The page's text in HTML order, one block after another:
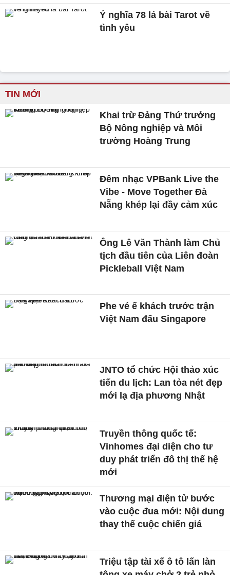
Ý nghĩa 78 lá bài Tarot về
tình yêu
TIN MỚI
Khai trừ Đảng Thứ trưởng
Bộ Nông nghiệp và Môi
trường Hoàng Trung
Đêm nhạc VPBank Live the
Vibe - Move Together Đà
Nẵng khép lại đầy cảm xúc
Ông Lê Văn Thành làm Chủ
tịch đầu tiên của Liên đoàn
Pickleball Việt Nam
Phe vé ế khách trước trận
Việt Nam đấu Singapore
JNTO tổ chức Hội thảo xúc
tiến du lịch: Lan tỏa nét đẹp
mới lạ địa phương Nhật
Truyền thông quốc tế:
Vinhomes đại diện cho tư
duy phát triển đô thị thế hệ
mới
Thương mại điện tử bước
vào cuộc đua mới: Nội dung
thay thế cuộc chiến giá
Triệu tập tài xế ô tô lấn làn